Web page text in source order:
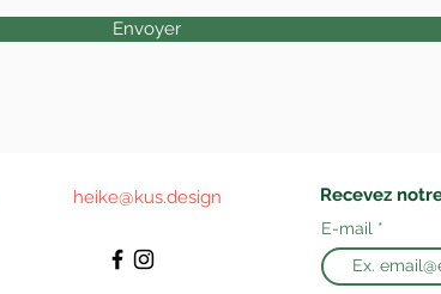
Envoyer
heike@kus.design Recevez
E-mail